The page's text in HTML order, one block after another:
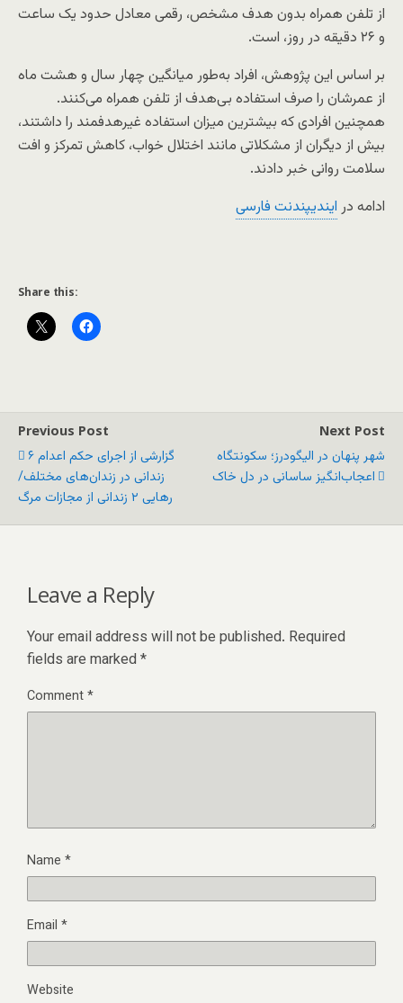
از تلفن همراه بدون هدف مشخص، رقمی معادل حدود یک ساعت
و ۲۶ دقیقه در روز، است.
بر اساس این پژوهش، افراد به‌طور میانگین چهار سال و هشت ماه
از عمرشان را صرف استفاده بی‌هدف از تلفن همراه می‌کنند.
همچنین افرادی که بیشترین میزان استفاده غیرهدفمند را داشتند،
بیش از دیگران از مشکلاتی مانند اختلال خواب، کاهش تمرکز و افت
سلامت روانی خبر دادند.
ادامه در ایندیپندنت فارسی
Share this:
Previous Post
گزارشی از اجرای حکم اعدام ۶
زندانی در زندان‌های مختلف/
رهایی ۲ زندانی از مجازات مرگ
Next Post
شهر پنهان در الیگودرز؛ سکونتگاه
اعجاب‌انگیز ساسانی در دل خاک
Leave a Reply
Your email address will not be published. Required
fields are marked *
Comment*
Name *
Email *
Website